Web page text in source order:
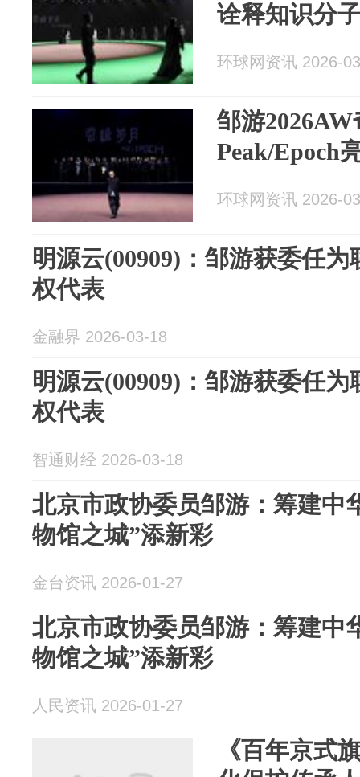
诠释知识分
环球网资讯 2026-
邹游
Peak/Epoch
环球网资讯 2026-
明源云(00909)：邹游获委任
权代表
金融界 2026-03-18
明源云(00909)：邹游获委任
权代表
智通财经 2026-03-18
北京市政协委员邹游：筹建中
物馆之城”添新彩
金台资讯 2026-01-27
北京市政协委员邹游：筹建中
物馆之城”添新彩
人民资讯 2026-01-27
《百年京式